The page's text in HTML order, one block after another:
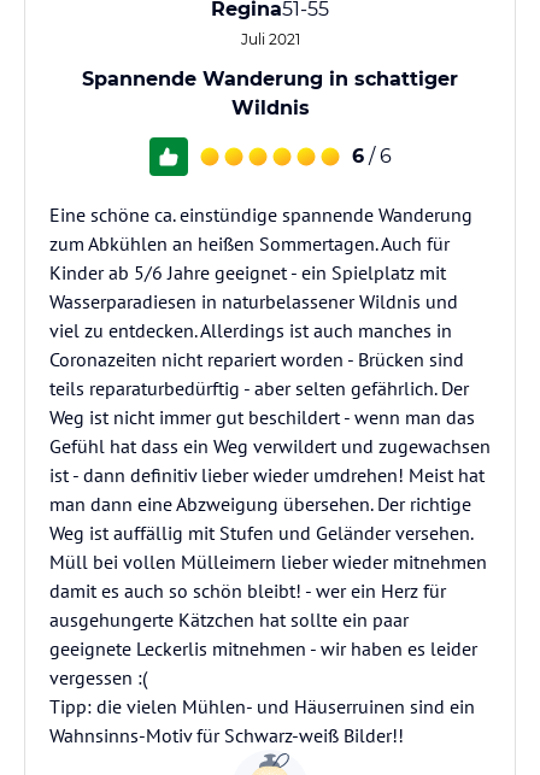
Regina51-55
Juli 2021
Spannende Wanderung in schattiger
Wildnis
6 / 6
Eine schöne ca. einstündige spannende Wanderung
zum Abkühlen an heißen Sommertagen. Auch für
Kinder ab 5/6 Jahre geeignet - ein Spielplatz mit
Wasserparadiesen in naturbelassener Wildnis und
viel zu entdecken. Allerdings ist auch manches in
Coronazeiten nicht repariert worden - Brücken sind
teils reparaturbedürftig - aber selten gefährlich. Der
Weg ist nicht immer gut beschildert - wenn man das
Gefühl hat dass ein Weg verwildert und zugewachsen
ist - dann definitiv lieber wieder umdrehen! Meist hat
man dann eine Abzweigung übersehen. Der richtige
Weg ist auffällig mit Stufen und Geländer versehen.
Müll bei vollen Mülleimern lieber wieder mitnehmen
damit es auch so schön bleibt! - wer ein Herz für
ausgehungerte Kätzchen hat sollte ein paar
geeignete Leckerlis mitnehmen - wir haben es leider
vergessen :(
Tipp: die vielen Mühlen- und Häuserruinen sind ein
Wahnsinns-Motiv für Schwarz-weiß Bilder!!